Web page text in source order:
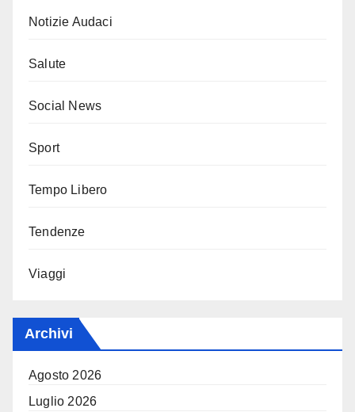
Notizie Audaci
Salute
Social News
Sport
Tempo Libero
Tendenze
Viaggi
Archivi
Agosto 2026
Luglio 2026